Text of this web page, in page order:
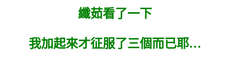
纖茹看了一下
我加起來才征服了三個而已耶…